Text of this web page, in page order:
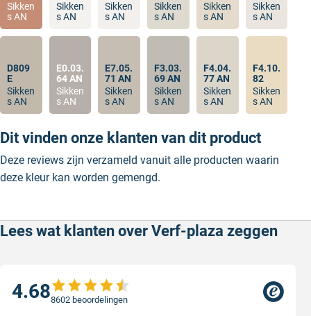
Sikken
s AN
Sikken
s AN
Sikken
s AN
Sikken
s AN
Sikken
s AN
Sikken
s AN
D809
E
Sikken
s AN
E0.03.
64 AN
Sikken
s AN
E7.05.
71 AN
Sikken
s AN
F3.03.
69 AN
Sikken
s AN
F4.04.
77 AN
Sikken
s AN
F4.10.
82
Sikken
s AN
Dit vinden onze klanten van dit product
Deze reviews zijn verzameld vanuit alle producten waarin
deze kleur kan worden gemengd.
Lees wat klanten over Verf-plaza zeggen
4.688602 beoordelingen